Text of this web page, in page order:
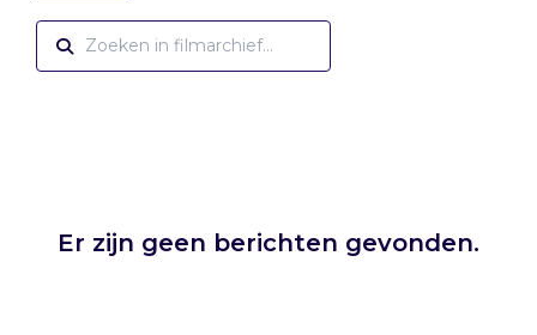
Er zijn geen berichten gevonden.